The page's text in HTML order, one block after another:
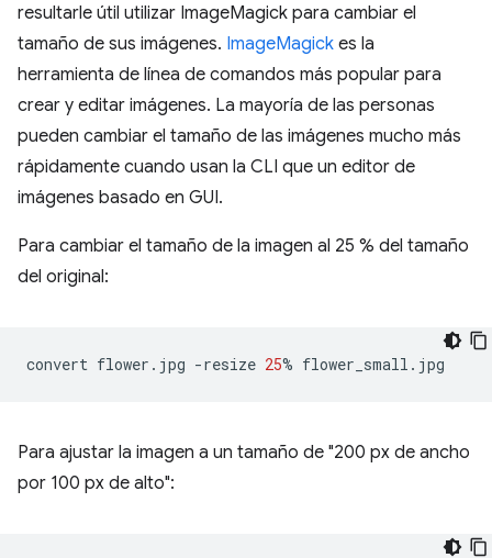
resultarle útil utilizar ImageMagick para cambiar el
tamaño de sus imágenes. ImageMagick es la
herramienta de línea de comandos más popular para
crear y editar imágenes. La mayoría de las personas
pueden cambiar el tamaño de las imágenes mucho más
rápidamente cuando usan la CLI que un editor de
imágenes basado en GUI.
Para cambiar el tamaño de la imagen al 25 % del tamaño
del original:
convert flower.jpg -resize 25%
Para ajustar la imagen a un tamaño de "200 px de ancho
por 100 px de alto":